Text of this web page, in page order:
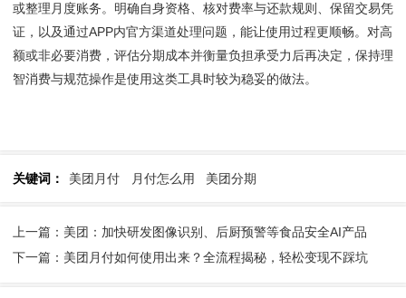
或整理月度账务。明确自身资格、核对费率与还款规则、保留交易凭
证，以及通过APP内官方渠道处理问题，能让使用过程更顺畅。对高
额或非必要消费，评估分期成本并衡量负担承受力后再决定，保持理
智消费与规范操作是使用这类工具时较为稳妥的做法。
关键词： 美团月付 月付怎么用 美团分期
上一篇：美团：加快研发图像识别、后厨预警等食品安全AI产品
下一篇：美团月付如何使用出来？全流程揭秘，轻松变现不踩坑